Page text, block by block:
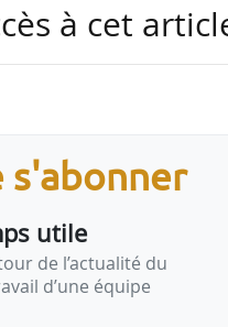
de 2 642
fait partie des 12
à cet
s'abonner
utile
de l’actualité du
d’une équipe